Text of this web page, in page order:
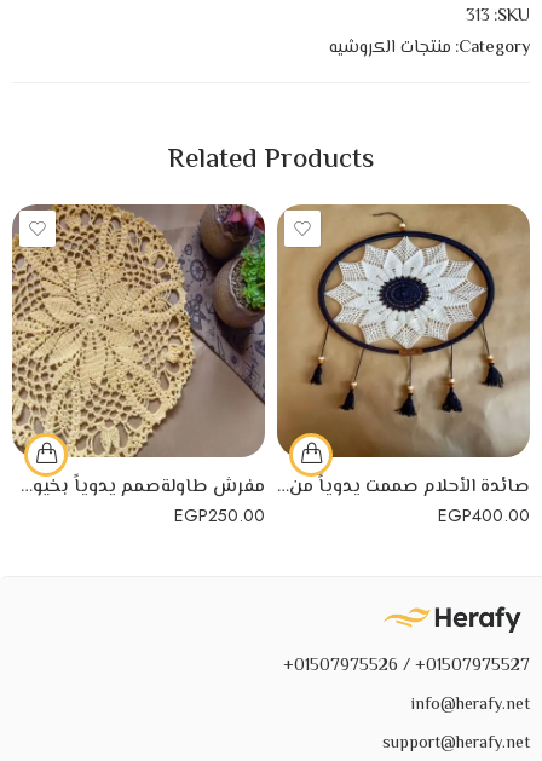
SKU:
313
Category: منتجات الكروشيه
Related Products
صائدة الأحلام صممت يدوياً من خيوط كروشية عالية الجودة
EGP400.00
مفرش طاولةصمم يدوياً بخيوط اكليريك عالية الجودة
EGP250.00
01507975527+ / 01507975526+
info@herafy.net
support@herafy.net